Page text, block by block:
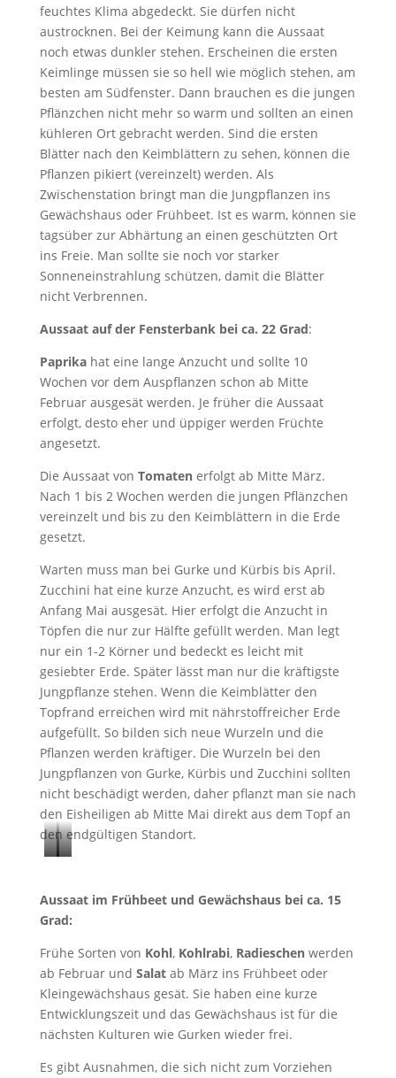
feuchtes Klima abgedeckt. Sie dürfen nicht
austrocknen. Bei der Keimung kann die Aussaat
noch etwas dunkler stehen. Erscheinen die ersten
Keimlinge müssen sie so hell wie möglich stehen, am
besten am Südfenster. Dann brauchen es die jungen
Pflänzchen nicht mehr so warm und sollten an einen
kühleren Ort gebracht werden. Sind die ersten
Blätter nach den Keimblättern zu sehen, können die
Pflanzen pikiert (vereinzelt) werden. Als
Zwischenstation bringt man die Jungpflanzen ins
Gewächshaus oder Frühbeet. Ist es warm, können sie
tagsüber zur Abhärtung an einen geschützten Ort
ins Freie. Man sollte sie noch vor starker
Sonneneinstrahlung schützen, damit die Blätter
nicht Verbrennen.
Aussaat auf der Fensterbank bei ca. 22 Grad:
Paprikahat eine lange Anzucht und sollte 10
Wochen vor dem Auspflanzen schon ab Mitte
Februar ausgesät werden. Je früher die Aussaat
erfolgt, desto eher und üppiger werden Früchte
angesetzt.
Die Aussaat von Tomatenerfolgt ab Mitte März.
Nach 1 bis 2 Wochen werden die jungen Pflänzchen
vereinzelt und bis zu den Keimblättern in die Erde
gesetzt.
Warten muss man bei Gurke und Kürbis bis April.
Zucchini hat eine kurze Anzucht, es wird erst ab
Anfang Mai ausgesät. Hier erfolgt die Anzucht in
Töpfen die nur zur Hälfte gefüllt werden. Man legt
nur ein 1-2 Körner und bedeckt es leicht mit
gesiebter Erde. Später lässt man nur die kräftigste
Jungpflanze stehen. Wenn die Keimblätter den
Topfrand erreichen wird mit nährstoffreicher Erde
aufgefüllt. So bilden sich neue Wurzeln und die
Pflanzen werden kräftiger. Die Wurzeln bei den
Jungpflanzen von Gurke, Kürbis und Zucchini sollten
nicht beschädigt werden, daher pflanzt man sie nach
den Eisheiligen ab Mitte Mai direkt aus dem Topf an
den endgültigen Standort.
P
p
i
k
a
T
m
t
e
n
i
G
Aussaat im Frühbeet und Gewächshaus bei ca. 15
Grad:
Frühe Sorten von Kohl, Kohlrabi, Radieschen werden
ab Februar und Salatab März ins Frühbeet oder
Kleingewächshaus gesät. Sie haben eine kurze
Entwicklungszeit und das Gewächshaus ist für die
nächsten Kulturen wie Gurken wieder frei.
Es gibt Ausnahmen, die sich nicht zum Vorziehen